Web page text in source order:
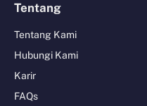
Tentang
Tentang Kami
Hubungi Kami
Karir
FAQs